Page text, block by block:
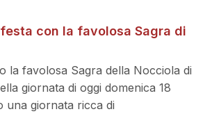
con la favolosa Sagra di
la favolosa Sagra della Nocciola di
giornata di oggi domenica 18
una giornata ricca di